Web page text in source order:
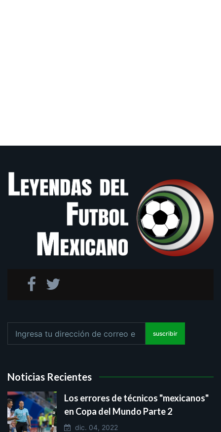
suscribir
Noticias Recientes
Los errores de técnicos "mexicanos"
en Copa del Mundo Parte 2
dic. 04, 2022